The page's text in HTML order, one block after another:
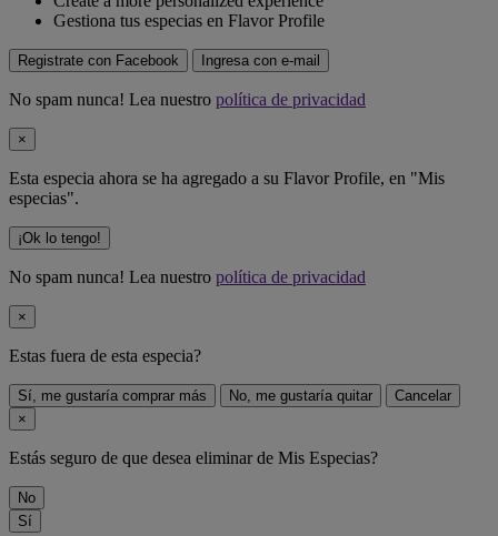
Gestiona tus especias en Flavor Profile
Registrate con Facebook Ingresa con e-mail
No spam nunca! Lea nuestro política de privacidad
×
Esta especia ahora se ha agregado a su Flavor Profile, en "Mis
especias".
¡Ok lo tengo!
No spam nunca! Lea nuestro política de privacidad
×
Estas fuera de esta especia?
Sí, me gustaría comprar más No, me gustaría quitar
Cancelar
×
Estás seguro de que desea eliminarde Mis Especias?
No
Sí